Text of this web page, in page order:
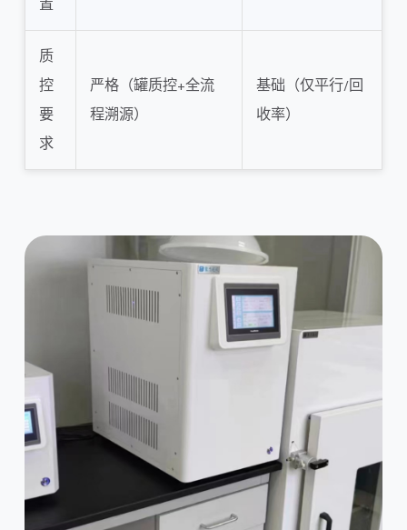
置
质
控
要
求
严格（罐质控+全流
程溯源）
基础（仅平行/回
收率）